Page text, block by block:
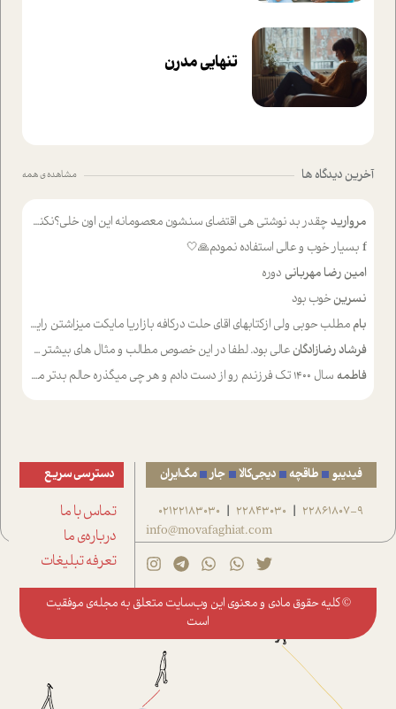
تنهایی مدرن
آخرین دیدگاه ها مشاهده ی همه
مروارید چقدر بد نوشتی هی اقتضای سنشون معصومانه این اون خلی؟نکنه تا چهل سالگی پوشکت میکردن و شیر میخوردی که به اینا میگی کودک
f بسیار خوب و عالی استفاده نمودم🙏🤍
امین رضا مهربانی دوره
نسرینخوب بود
بام مطلب حوبی ولی ازکتابهای اقای حلت درکافه بازاریا مایکت میزاشتن رایگان خوب بود ولی هرکدام خلاصه شده ش تومجله از طریق سایت هم خوبه اینکه درزیر اخرصفحه گذاشته شده خب ادم خبره میره نصب میکنه میخونه ولی هرکسی گوشیش ظرفیتش نداره باتشکر
فرشاد رضازادگان عالی بود. لطفا در این خصوص مطالب و مثال های بیشتر ی ارایه دهید
فاطمه سال ۱۴۰۰ تک فرزندم رو از دست دادم و هر چی میگذره حالم بدتر میشه و دلتنگتر تنایی رو ترجیح دادم و معاشرت برام سخت شده
فیدیبو طاقچه دیجی‌کالا جار مگ‌ایران
22861807-9
|
22843030
|
02122183030
info@movafaghiat.com
دسترسی سریع
تماس با ما
درباره‌ی ما
تعرفه تبلیغات
© کلیه حقوق مادی و معنوی این وب‌سایت متعلق به مجله‌ی موفقیت
است